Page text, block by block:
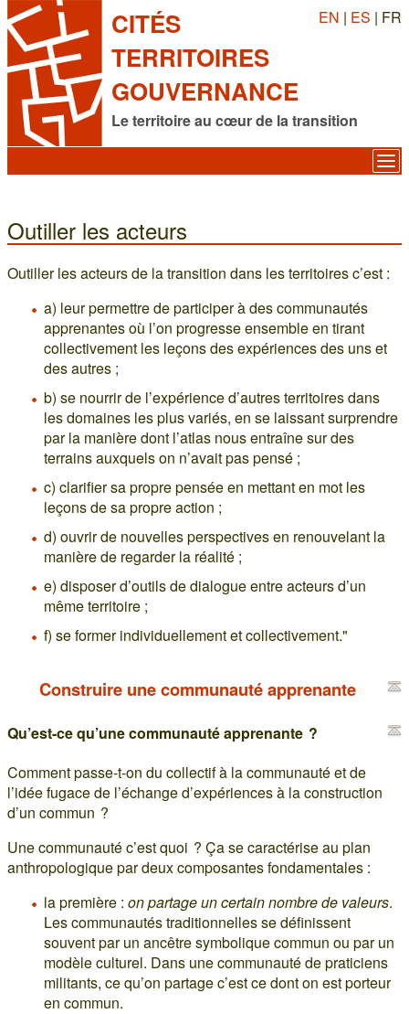
CITÉS
TERRITOIRES
GOUVERNANCE
Le territoire au cœur de la transition
EN | ES | FR
Outiller les acteurs
Outiller les acteurs de la transition dans les territoires c’est :
a) leur permettre de participer à des communautés
apprenantes où l’on progresse ensemble en tirant
collectivement les leçons des expériences des uns et
des autres ;
b) se nourrir de l’expérience d’autres territoires dans
les domaines les plus variés, en se laissant surprendre
par la manière dont l’atlas nous entraîne sur des
terrains auxquels on n’avait pas pensé ;
c) clarifier sa propre pensée en mettant en mot les
leçons de sa propre action ;
d) ouvrir de nouvelles perspectives en renouvelant la
manière de regarder la réalité ;
e) disposer d’outils de dialogue entre acteurs d’un
même territoire ;
f) se former individuellement et collectivement."
Construire une communauté apprenante
Qu’est-ce qu’une communauté apprenante ?
Comment passe-t-on du collectif à la communauté et de
l’idée fugace de l’échange d’expériences à la construction
d’un commun ?
Une communauté c’est quoi ? Ça se caractérise au plan
anthropologique par deux composantes fondamentales :
la première : on partage un certain nombre de valeurs.
Les communautés traditionnelles se définissent
souvent par un ancêtre symbolique commun ou par un
modèle culturel. Dans une communauté de praticiens
militants, ce qu’on partage c’est ce dont on est porteur
en commun.